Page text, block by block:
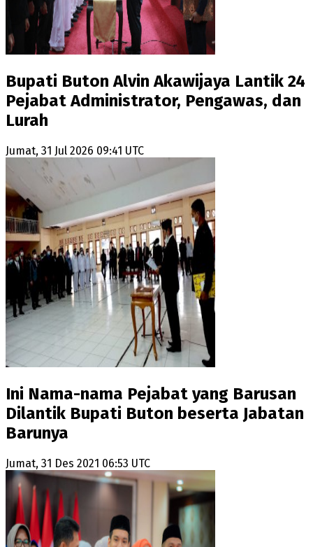
Bupati Buton Alvin Akawijaya Lantik 24
Pejabat Administrator, Pengawas, dan
Lurah
Jumat, 31 Jul 2026 09:41 UTC
Ini Nama-nama Pejabat yang Barusan
Dilantik Bupati Buton beserta Jabatan
Barunya
Jumat, 31 Des 2021 06:53 UTC